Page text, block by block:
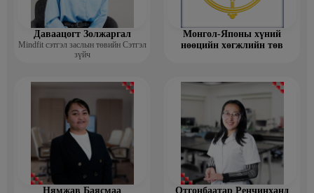
Даваацогт Золжаргал
Mindfit сэтгэл заслын төвийн Сэтгэл
зүйч
Монгол-Японы хүний
нөөцийн хөгжлийн төв
Нямжав Баясмаа Отгонбаатар Ренчинханд